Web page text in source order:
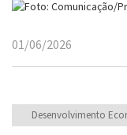
01/06/2026
Desenvolvimento